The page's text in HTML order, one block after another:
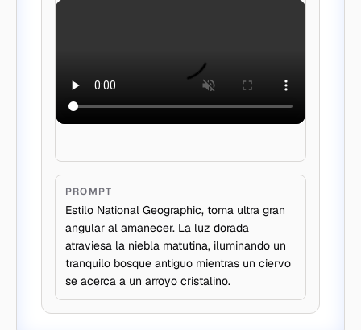
PROMPT
Estilo National Geographic, toma ultra gran
angular al amanecer. La luz dorada
atraviesa la niebla matutina, iluminando un
tranquilo bosque antiguo mientras un ciervo
se acerca a un arroyo cristalino.